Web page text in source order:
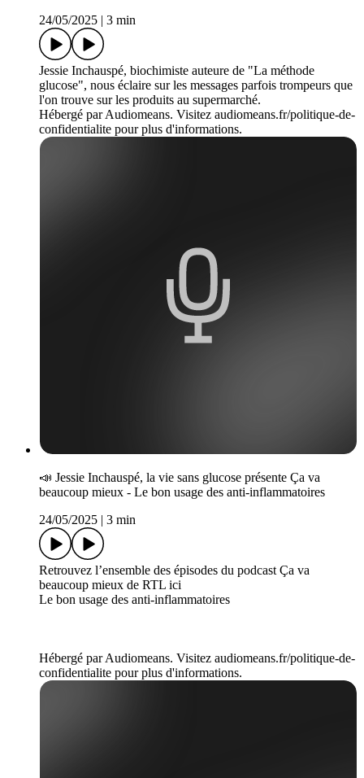
24/05/2025 | 3 min
Jessie Inchauspé, biochimiste auteure de "La méthode
glucose", nous éclaire sur les messages parfois trompeurs que
l'on trouve sur les produits au supermarché.
Hébergé par Audiomeans. Visitez audiomeans.fr/politique-de-
confidentialite pour plus d'informations.
📣 J­essie Inchauspé, la vie sans glucose présente Ça va
beaucoup mieux - Le bon usage des anti-inflammatoires
24/05/2025 | 3 min
Retrouvez l’ensemble des épisodes du podcast Ça va
beaucoup mieux de RTL ici
Le bon usage des anti-inflammatoires
Hébergé par Audiomeans. Visitez audiomeans.fr/politique-de-
confidentialite pour plus d'informations.